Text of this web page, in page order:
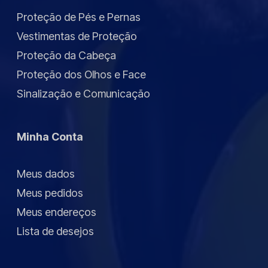
Proteção de Pés e Pernas
Vestimentas de Proteção
Proteção da Cabeça
Proteção dos Olhos e Face
Sinalização e Comunicação
Minha Conta
Meus dados
Meus pedidos
Meus endereços
Lista de desejos